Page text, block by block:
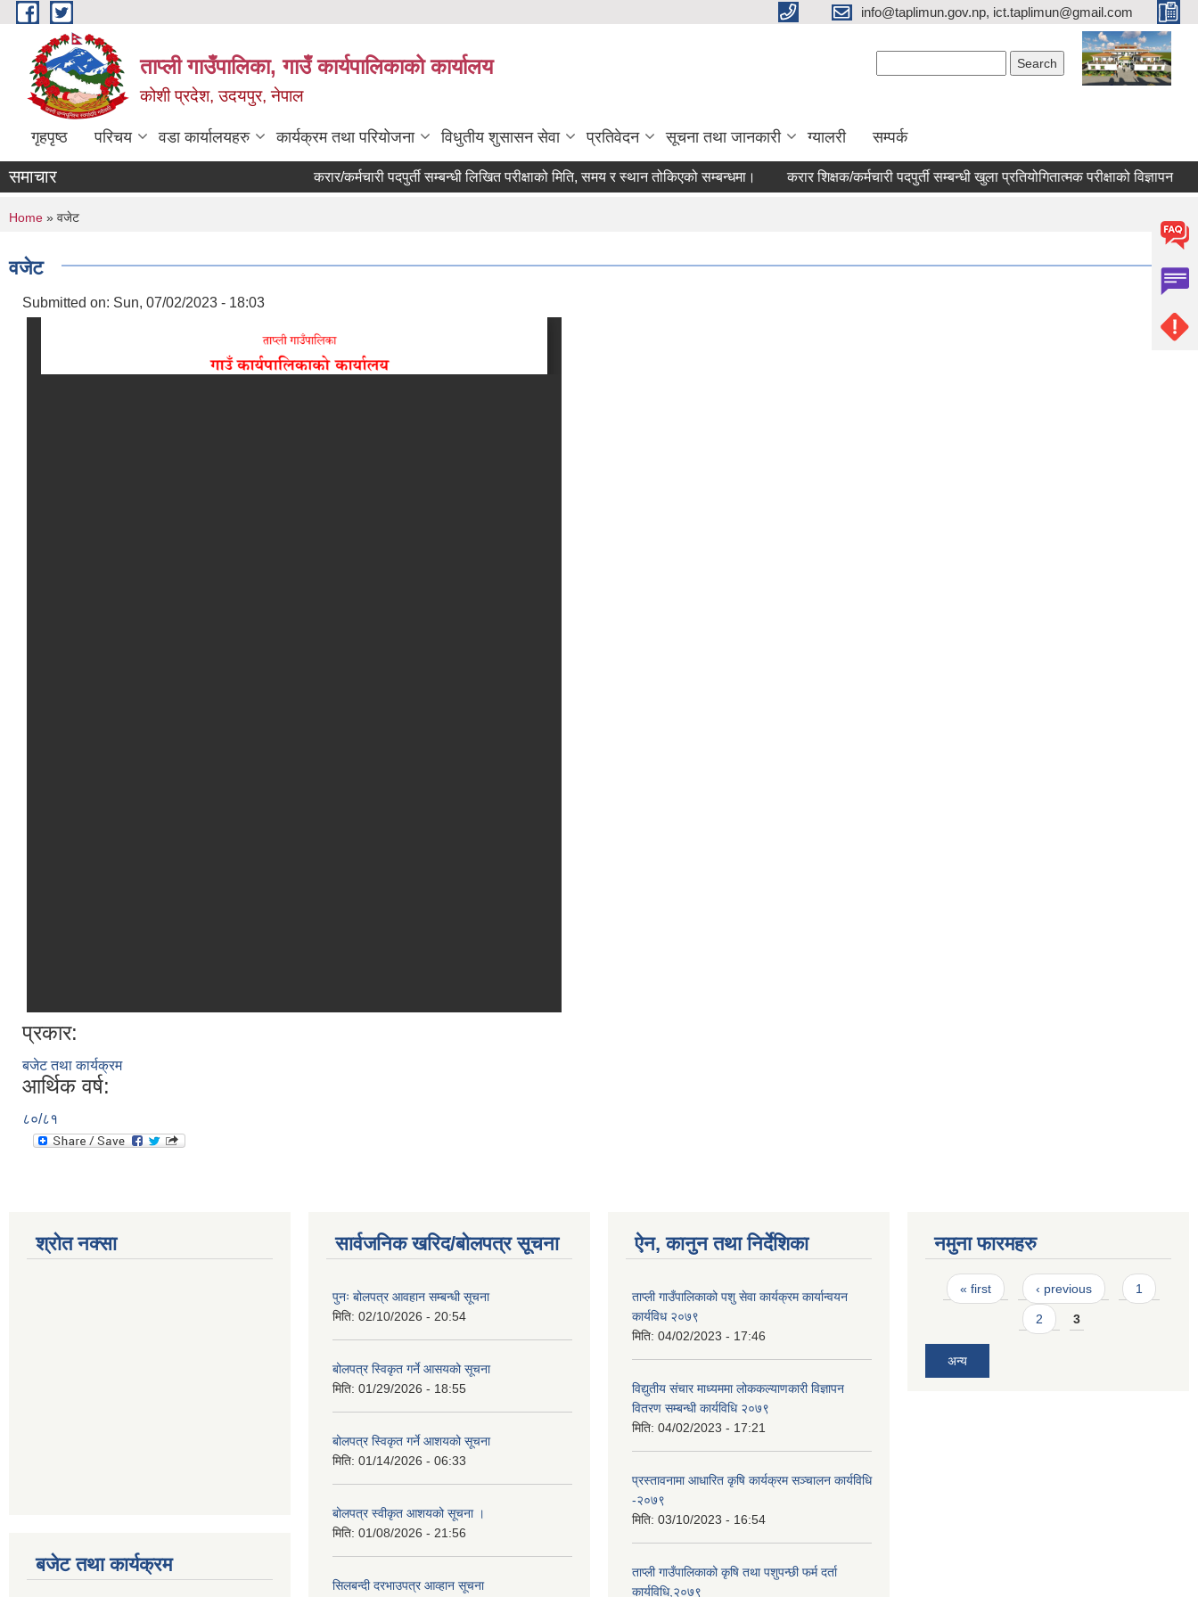
Skip to main content info@taplimun.gov.np, ict.taplimun@gmail.com
ताप्ली गाउँपालिका, गाउँ कार्यपालिकाको कार्यालय
कोशी प्रदेश, उदयपुर, नेपाल
गृहपृष्ठ परिचय वडा कार्यालयहरु कार्यक्रम तथा परियोजना विधुतीय शुसासन सेवा प्रतिवेदन सूचना तथा जानकारी ग्यालरी सम्पर्क
समाचार करार/कर्मचारी पदपुर्ती सम्बन्धी लिखित परीक्षाको मिति, समय र स्थान तोकिएको सम्बन्धमा। करार शिक्षक/कर्मचारी पदपुर्ती सम्बन्धी खुला प्रतियोगितात्मक परीक्षाको विज्ञापन
You are here
Home » वजेट
वजेट
Submitted on: Sun, 07/02/2023 - 18:03
प्रकार:
बजेट तथा कार्यक्रम
आर्थिक वर्ष:
८०/८१
श्रोत नक्सा
बजेट तथा कार्यक्रम
सार्वजनिक खरिद/बोलपत्र सूचना
पुनः बोलपत्र आवहान सम्बन्धी सूचना
मिति: 02/10/2026 - 20:54
बोलपत्र स्विकृत गर्ने आसयको सूचना
मिति: 01/29/2026 - 18:55
बोलपत्र स्विकृत गर्ने आशयको सूचना
मिति: 01/14/2026 - 06:33
बोलपत्र स्वीकृत आशयको सूचना ।
मिति: 01/08/2026 - 21:56
सिलबन्दी दरभाउपत्र आव्हान सूचना
ऐन, कानुन तथा निर्देशिका
ताप्ली गाउँपालिकाको पशु सेवा कार्यक्रम कार्यान्वयन
कार्यविध २०७९
मिति: 04/02/2023 - 17:46
विद्युतीय संचार माध्यममा लोककल्याणकारी विज्ञापन
वितरण सम्बन्धी कार्यविधि २०७९
मिति: 04/02/2023 - 17:21
प्रस्तावनामा आधारित कृषि कार्यक्रम सञ्‍चालन कार्यविधि
-२०७९
मिति: 03/10/2023 - 16:54
ताप्ली गाउँपालिकाको कृषि तथा पशुपन्छी फर्म दर्ता
कार्यविधि,२०७९
नमुना फारमहरु
Pages
« first ‹ previous 1
2 3
अन्य